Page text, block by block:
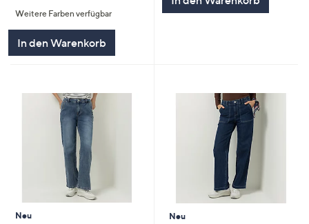
5
Weitere Farben verfügbar
In den Warenkorb
Neu
Neu